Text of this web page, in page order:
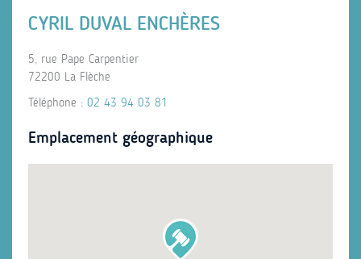
CYRIL DUVAL ENCHÈRES
5, rue Pape Carpentier
72200 La Flèche
Téléphone : 02 43 94 03 81
Emplacement géographique